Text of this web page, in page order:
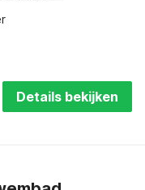
Details bekijken